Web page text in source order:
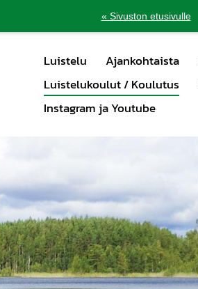
« Sivuston etusivulle
Luistelu Ajankohtaista
Luistelukoulut / Koulutus
Instagram ja Youtube